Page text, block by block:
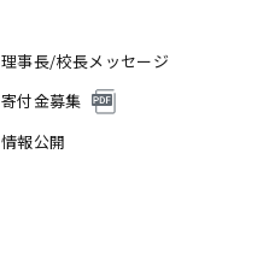
理事長/校長メッセージ
寄付金募集
情報公開